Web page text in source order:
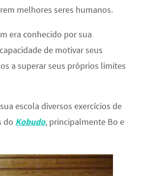
melhores seres humanos.
era conhecido por sua
de motivar seus
a superar seus próprios limites
escola diversos exercícios de
do Kobudo, principalmente Bo e